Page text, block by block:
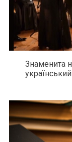
Знаменита